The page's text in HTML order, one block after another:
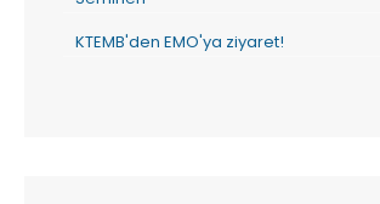
KTEMB'den EMO'ya ziyaret!